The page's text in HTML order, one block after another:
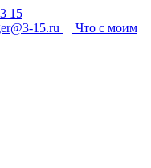
15
15.ru
Что с моим